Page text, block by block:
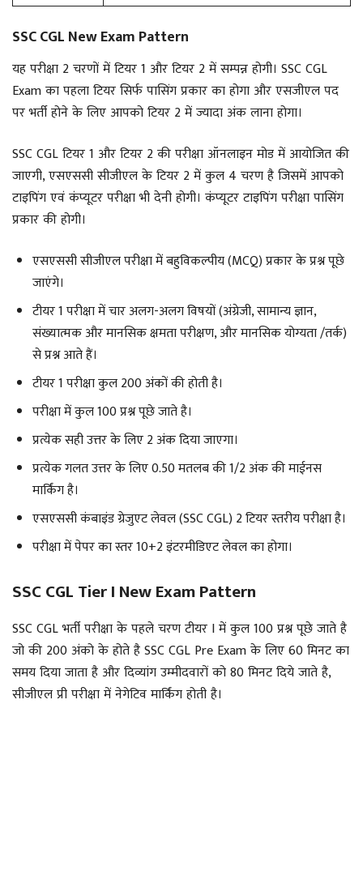
SSC CGL New Exam Pattern
यह परीक्षा 2 चरणों में टियर 1 और टियर 2 में सम्पन्न होगी। SSC CGL
Exam का पहला टियर सिर्फ पासिंग प्रकार का होगा और एसजीएल पद
पर भर्ती होने के लिए आपको टियर 2 में ज्यादा अंक लाना होगा।
SSC CGL टियर 1 और टियर 2 की परीक्षा ऑनलाइन मोड में आयोजित की
जाएगी, एसएससी सीजीएल के टियर 2 में कुल 4 चरण है जिसमें आपको
टाइपिंग एवं कंप्यूटर परीक्षा भी देनी होगी। कंप्यूटर टाइपिंग परीक्षा पासिंग
प्रकार की होगी।
एसएससी सीजीएल परीक्षा में बहुविकल्पीय (MCQ) प्रकार के प्रश्न पूछे
जाएंगे।
टीयर 1 परीक्षा में चार अलग-अलग विषयों (अंग्रेजी, सामान्य ज्ञान,
संख्यात्मक और मानसिक क्षमता परीक्षण, और मानसिक योग्यता /तर्क)
से प्रश्न आते हैं।
टीयर 1 परीक्षा कुल 200 अंकों की होती है।
परीक्षा में कुल 100 प्रश्न पूछे जाते है।
प्रत्येक सही उत्तर के लिए 2 अंक दिया जाएगा।
प्रत्येक गलत उत्तर के लिए 0.50 मतलब की 1/2 अंक की माईनस
मार्किंग है।
एसएससी कंबाइंड ग्रेजुएट लेवल (SSC CGL) 2 टियर स्तरीय परीक्षा है।
परीक्षा में पेपर का स्तर 10+2 इंटरमीडिएट लेवल का होगा।
SSC CGL Tier I New Exam Pattern
SSC CGL भर्ती परीक्षा के पहले चरण टीयर I में कुल 100 प्रश्न पूछे जाते है
जो की 200 अंको के होते है SSC CGL Pre Exam के लिए 60 मिनट का
समय दिया जाता है और दिव्यांग उम्मीदवारों को 80 मिनट दिये जाते है,
सीजीएल प्री परीक्षा में नेगेटिव मार्किंग होती है।